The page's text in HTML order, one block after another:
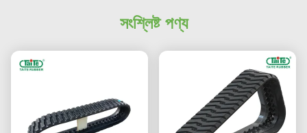
সংশ্লিষ্ট পণ্য